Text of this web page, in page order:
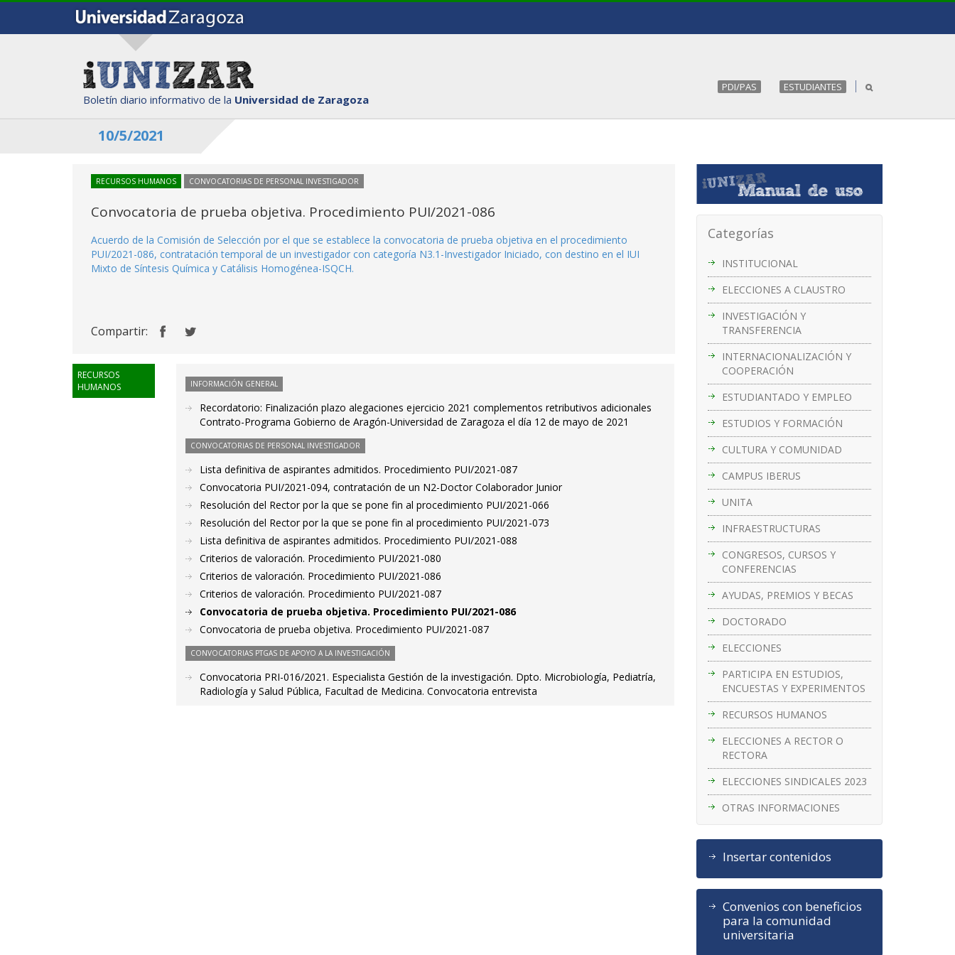
Boletín diario informativo de la Universidad de Zaragoza
PDI/PAS ESTUDIANTES
10/5/2021
Categorías
INSTITUCIONAL
ELECCIONES A CLAUSTRO
INVESTIGACIÓN Y
TRANSFERENCIA
INTERNACIONALIZACIÓN Y
COOPERACIÓN
ESTUDIANTADO Y EMPLEO
ESTUDIOS Y FORMACIÓN
CULTURA Y COMUNIDAD
CAMPUS IBERUS
UNITA
INFRAESTRUCTURAS
CONGRESOS, CURSOS Y
CONFERENCIAS
AYUDAS, PREMIOS Y BECAS
DOCTORADO
ELECCIONES
PARTICIPA EN ESTUDIOS,
ENCUESTAS Y EXPERIMENTOS
RECURSOS HUMANOS
ELECCIONES A RECTOR O
RECTORA
ELECCIONES SINDICALES 2023
OTRAS INFORMACIONES
Insertar contenidos
Convenios con beneficios
para la comunidad
universitaria
RECURSOS HUMANOS CONVOCATORIAS DE PERSONAL INVESTIGADOR
Convocatoria de prueba objetiva. Procedimiento PUI/2021-086
Acuerdo de la Comisión de Selección por el que se establece la convocatoria de prueba objetiva en el procedimiento
PUI/2021-086, contratación temporal de un investigador con categoría N3.1-Investigador Iniciado, con destino en el IUI
Mixto de Síntesis Química y Catálisis Homogénea-ISQCH.
Compartir:
RECURSOS
HUMANOS
INFORMACIÓN GENERAL
Recordatorio: Finalización plazo alegaciones ejercicio 2021 complementos retributivos adicionales
Contrato-Programa Gobierno de Aragón-Universidad de Zaragoza el día 12 de mayo de 2021
CONVOCATORIAS DE PERSONAL INVESTIGADOR
Lista definitiva de aspirantes admitidos. Procedimiento PUI/2021-087
Convocatoria PUI/2021-094, contratación de un N2-Doctor Colaborador Junior
Resolución del Rector por la que se pone fin al procedimiento PUI/2021-066
Resolución del Rector por la que se pone fin al procedimiento PUI/2021-073
Lista definitiva de aspirantes admitidos. Procedimiento PUI/2021-088
Criterios de valoración. Procedimiento PUI/2021-080
Criterios de valoración. Procedimiento PUI/2021-086
Criterios de valoración. Procedimiento PUI/2021-087
Convocatoria de prueba objetiva. Procedimiento PUI/2021-086
Convocatoria de prueba objetiva. Procedimiento PUI/2021-087
CONVOCATORIAS PTGAS DE APOYO A LA INVESTIGACIÓN
Convocatoria PRI-016/2021. Especialista Gestión de la investigación. Dpto. Microbiología, Pediatría,
Radiología y Salud Pública, Facultad de Medicina. Convocatoria entrevista